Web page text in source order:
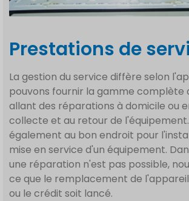
Prestations de
La gestion du service diffère selon
pouvons fournir la gamme complète
allant des réparations à domicile ou
collecte et au retour de
également au bon endroit pour
mise en service d'un équipement.
une réparation n'est pas possible,
ce que le remplacement de
ou le crédit soit lancé.